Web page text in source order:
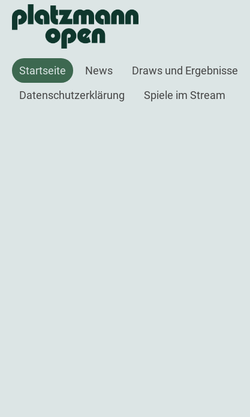
Startseite News Draws und Ergebnisse
Datenschutzerklärung
Spiele im Stream